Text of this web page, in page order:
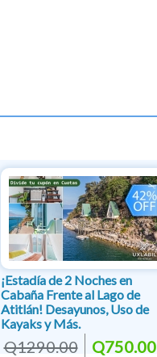
¡Estadía de 2 Noches en
Cabaña Frente al Lago de
Atitlán! Desayunos, Uso de
Kayaks y Más.
Q1290.00 Q750.00